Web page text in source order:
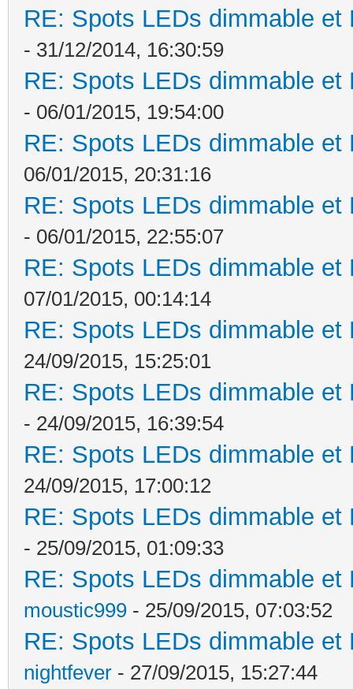
RE: Spots LEDs dimmable
- 31/12/2014, 16:30:59
RE: Spots LEDs dimmable
- 06/01/2015, 19:54:00
RE: Spots LEDs dimmable
06/01/2015, 20:31:16
RE: Spots LEDs dimmable
- 06/01/2015, 22:55:07
RE: Spots LEDs dimmable
07/01/2015, 00:14:14
RE: Spots LEDs dimmable
24/09/2015, 15:25:01
RE: Spots LEDs dimmable
- 24/09/2015, 16:39:54
RE: Spots LEDs dimmable
24/09/2015, 17:00:12
RE: Spots LEDs dimmable
- 25/09/2015, 01:09:33
RE: Spots LEDs dimmable
moustic999 - 25/09/2015, 07:03:52
RE: Spots LEDs dimmable
nightfever - 27/09/2015, 15:27:44